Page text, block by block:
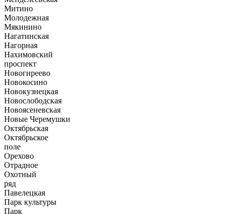
Митино
Молодежная
Мякинино
Нагатинская
Нагорная
Нахимовский
проспект
Новогиреево
Новокосино
Новокузнецкая
Новослободская
Новоясеневская
Новые Черемушки
Октябрьская
Октябрьское
поле
Орехово
Отрадное
Охотный
ряд
Павелецкая
Парк культуры
Парк